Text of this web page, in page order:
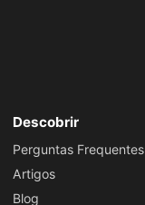
Descobrir
Perguntas Frequentes
Artigos
Blog